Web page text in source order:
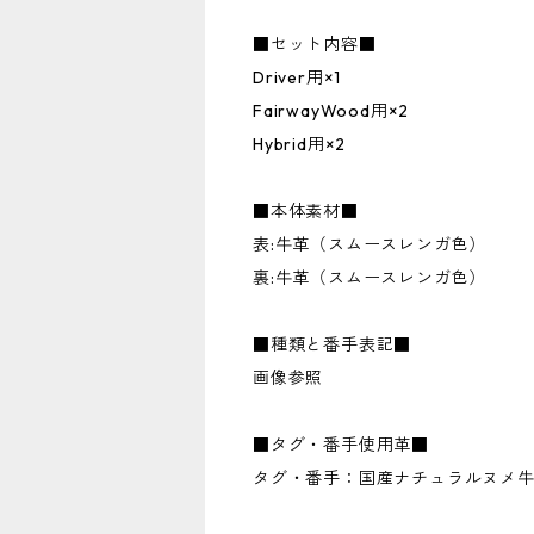
■セット内容■
Driver用×1
FairwayWood用×2
Hybrid用×2
■本体素材■
表:牛革（スムースレンガ色）
裏:牛革（スムースレンガ色）
■種類と番手表記■
画像参照
■タグ・番手使用革■
タグ・番手：国産ナチュラルヌメ